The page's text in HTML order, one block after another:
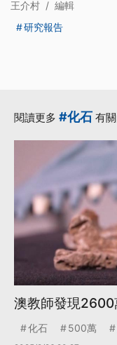
王介村 / 編輯
研究報告
閱讀更多 #化石 有
澳教師發現2600
化石 500萬